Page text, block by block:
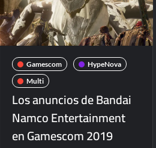
Gamescom
HypeNova
Multi
Los anuncios de Bandai
Namco Entertainment
en Gamescom 2019